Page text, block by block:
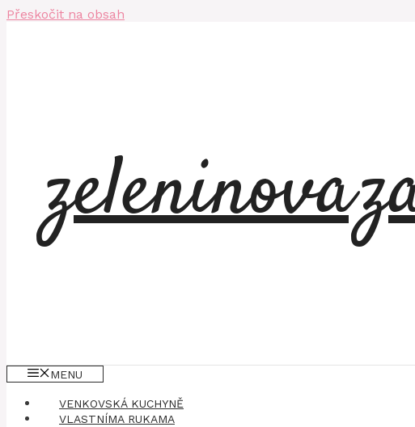
Přeskočit na obsah
MENU
VENKOVSKÁ KUCHYNĚ
VLASTNÍMA RUKAMA